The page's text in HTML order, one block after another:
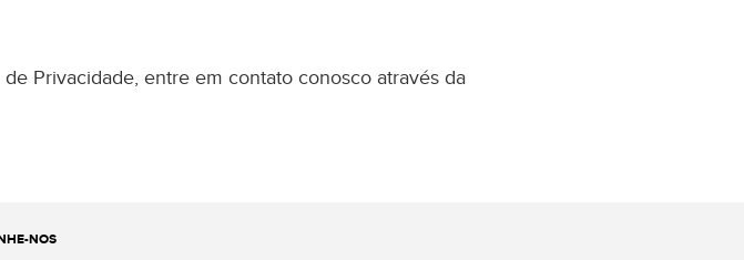
Privacidade, entre em contato conosco através da
NOS